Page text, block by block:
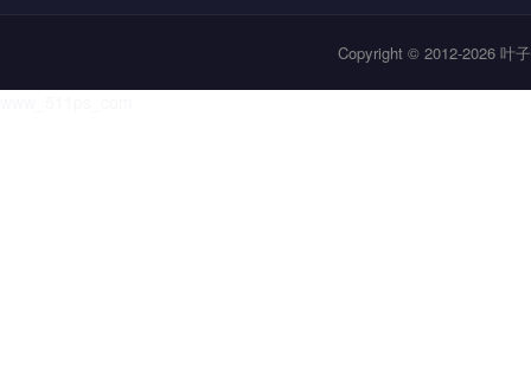
Copyright © 2012-2026 叶